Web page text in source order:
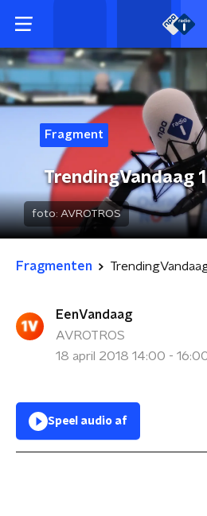
Fragment
TrendingVandaag
foto: AVROTROS
Fragmenten
EenVandaag
AVROTROS
18 april 2018 14:00 -
Speel audio af